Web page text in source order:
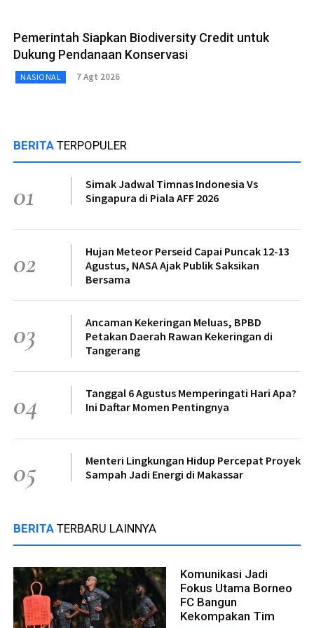
Pemerintah Siapkan Biodiversity Credit untuk
Dukung Pendanaan Konservasi
NASIONAL 7 Agt 2026
BERITA TERPOPULER
01
Simak Jadwal Timnas Indonesia Vs
Singapura di Piala AFF 2026
02
Hujan Meteor Perseid Capai Puncak 12-13
Agustus, NASA Ajak Publik Saksikan
Bersama
03
Ancaman Kekeringan Meluas, BPBD
Petakan Daerah Rawan Kekeringan di
Tangerang
04
Tanggal 6 Agustus Memperingati Hari Apa?
Ini Daftar Momen Pentingnya
05
Menteri Lingkungan Hidup Percepat Proyek
Sampah Jadi Energi di Makassar
BERITA TERBARU LAINNYA
Komunikasi Jadi
Fokus Utama Borneo
FC Bangun
Kekompakan Tim